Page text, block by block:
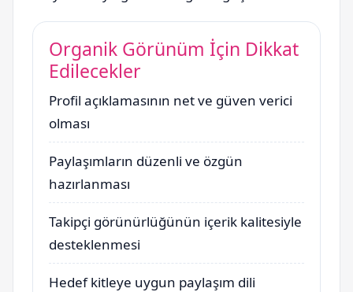
Organik Görünüm İçin Dikkat
Edilecekler
Profil açıklamasının net ve güven verici
olması
Paylaşımların düzenli ve özgün
hazırlanması
Takipçi görünürlüğünün içerik kalitesiyle
desteklenmesi
Hedef kitleye uygun paylaşım dili